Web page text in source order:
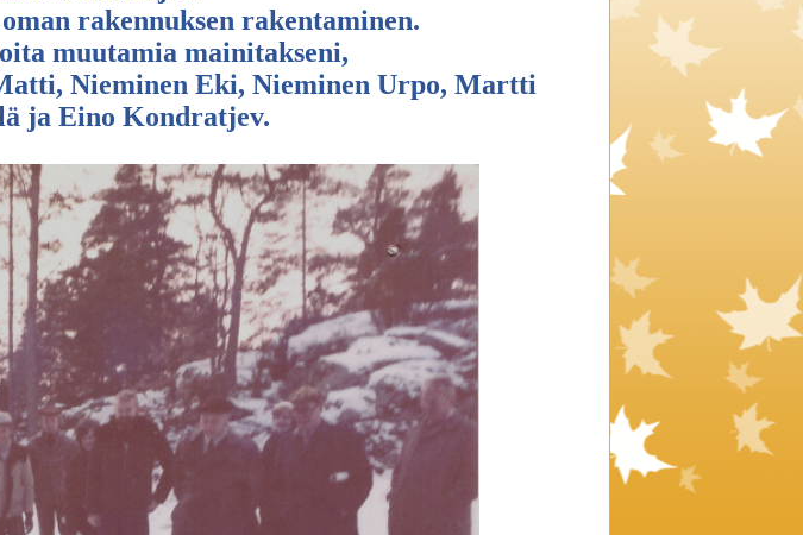
rakennuksen rakentaminen.
muutamia mainitakseni,
Nieminen Eki, Nieminen Urpo, Martti
ja Eino Kondratjev.